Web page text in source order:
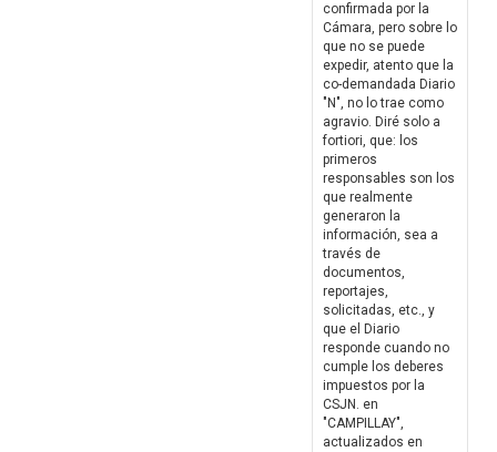
confirmada por la
Cámara, pero sobre lo
que no se puede
expedir, atento que la
co-demandada Diario
"N", no lo trae como
agravio. Diré solo a
fortiori, que: los
primeros
responsables son los
que realmente
generaron la
información, sea a
través de
documentos,
reportajes,
solicitadas, etc., y
que el Diario
responde cuando no
cumple los deberes
impuestos por la
CSJN. en
"CAMPILLAY",
actualizados en